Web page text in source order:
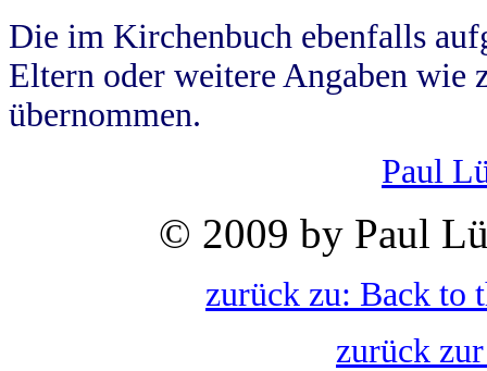
Die im Kirchenbuch ebenfalls
Eltern oder weitere Angaben wie
übernommen.
Paul
© 2009 by Paul
zurück zu: Back to
zurück